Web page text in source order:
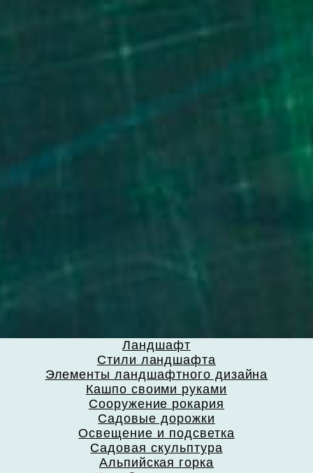
Ландшафт
Стили ландшафта
Элементы ландшафтного дизайна
Кашпо своими руками
Сооружение рокария
Садовые дорожки
Освещение и подсветка
Садовая скульптура
Альпийская горка